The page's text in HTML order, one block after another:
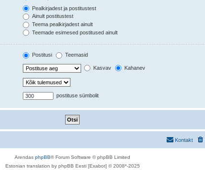
Pealkirjadest ja postitustest
Ainult postitustest
Teema pealkirjadest ainult
Teemade esimesed postitused ainult
Postitusi Teemasid
Kasvav Kahanev
postituse sümbolit
Kontakt
Arendas phpBB® Forum Software © phpBB Limited
Estonian translation by phpBB Eesti [Exabot] © 2008*-2025